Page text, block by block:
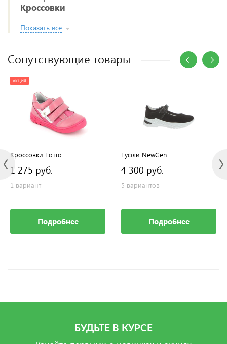
Кроссовки
Показать все
Сопутствующие товары
АКЦИЯ
Кроссовки Тотто
1 275 руб.
1 вариант
Подробнее
Туфли NewGen
4 300 руб.
5 вариантов
Подробнее
БУДЬТЕ В КУРСЕ